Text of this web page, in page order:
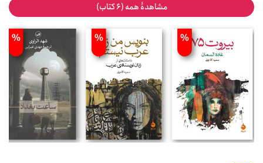
مشاهدۀ همه (6 کتاب)
%
%
%